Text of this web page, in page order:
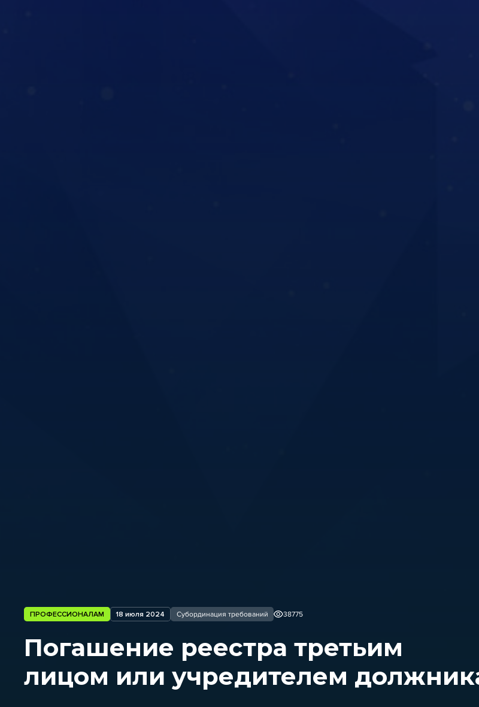
ПРОФЕССИОНАЛАМ 18 июля 2024 Субординация требований 38775
Погашение реестра третьим
лицом или учредителем